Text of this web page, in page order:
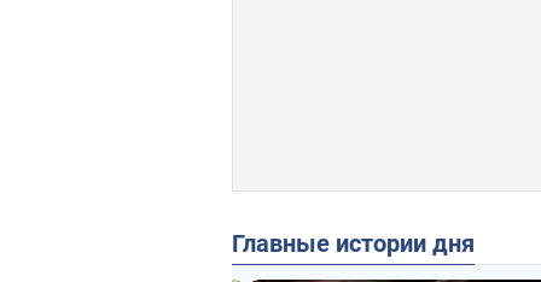
Главные истории дня